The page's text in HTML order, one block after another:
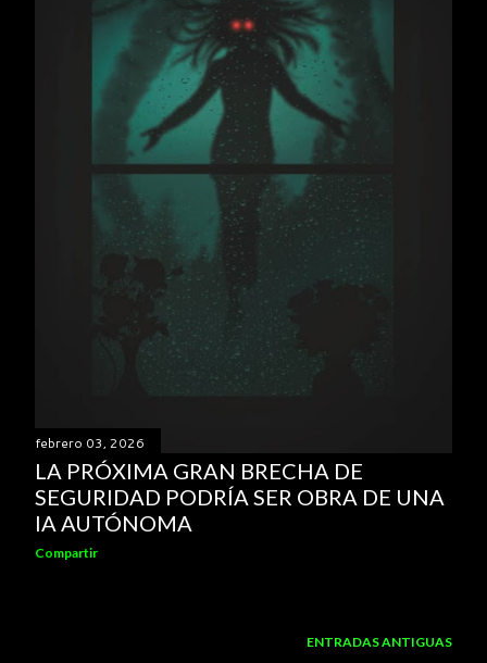
febrero 03, 2026
LA PRÓXIMA GRAN BRECHA DE
SEGURIDAD PODRÍA SER OBRA DE UNA
IA AUTÓNOMA
Compartir
ENTRADAS ANTIGUAS